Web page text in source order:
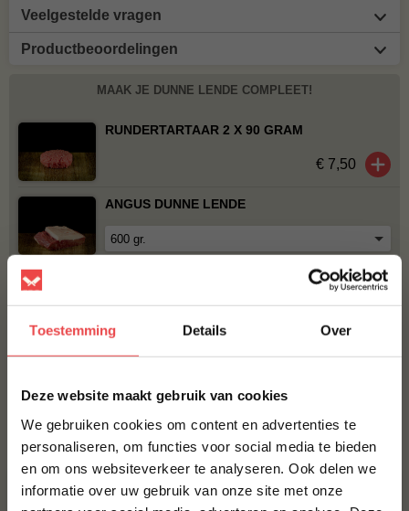
Toestemming Details Over
Deze website maakt gebruik van cookies
We gebruiken cookies om content en advertenties te
personaliseren, om functies voor social media te bieden
en om ons websiteverkeer te analyseren. Ook delen we
informatie over uw gebruik van onze site met onze
Veelgestelde vragen
Productbeoordelingen
MAAK JE DUNNE LENDE COMPLEET!
RUNDERTARTAAR 2 X 90 GRAM
€ 7,50
ANGUS DUNNE LENDE
€ 26,37
ZIJLENDE
Bestel alles
10% korting op je
eerste bestelling*